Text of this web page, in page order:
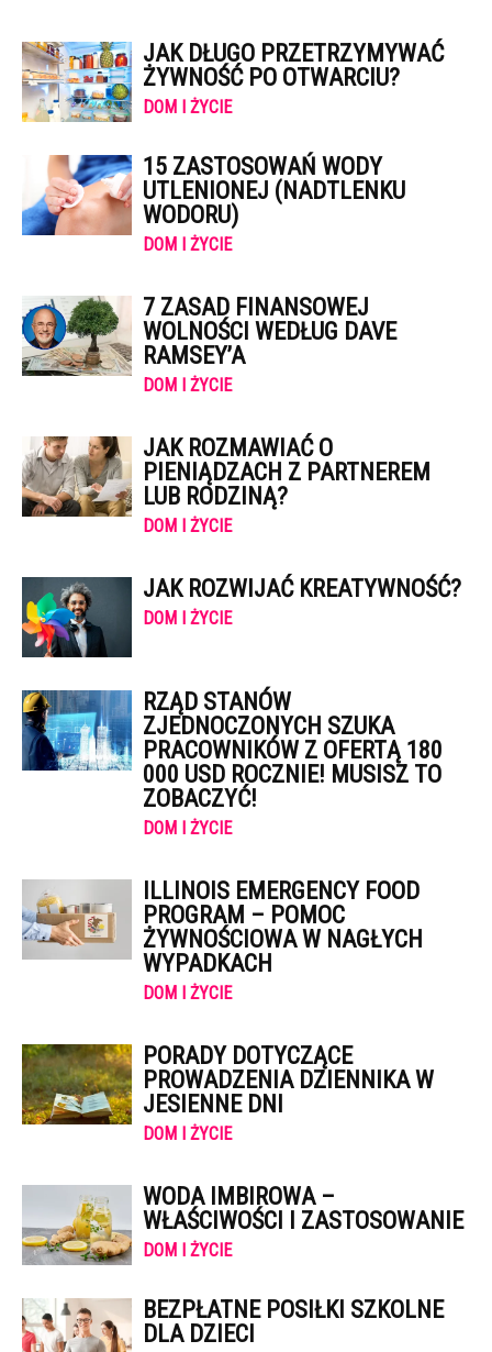
JAK DŁUGO PRZETRZYMYWAĆ
ŻYWNOŚĆ PO OTWARCIU?
DOM I ŻYCIE
15 ZASTOSOWAŃ WODY
UTLENIONEJ (NADTLENKU
WODORU)
DOM I ŻYCIE
7 ZASAD FINANSOWEJ
WOLNOŚCI WEDŁUG DAVE
RAMSEY’A
DOM I ŻYCIE
JAK ROZMAWIAĆ O
PIENIĄDZACH Z PARTNEREM
LUB RODZINĄ?
DOM I ŻYCIE
JAK ROZWIJAĆ KREATYWNOŚĆ?
DOM I ŻYCIE
RZĄD STANÓW
ZJEDNOCZONYCH SZUKA
PRACOWNIKÓW Z OFERTĄ 180
000 USD ROCZNIE! MUSISZ TO
ZOBACZYĆ!
DOM I ŻYCIE
ILLINOIS EMERGENCY FOOD
PROGRAM – POMOC
ŻYWNOŚCIOWA W NAGŁYCH
WYPADKACH
DOM I ŻYCIE
PORADY DOTYCZĄCE
PROWADZENIA DZIENNIKA W
JESIENNE DNI
DOM I ŻYCIE
WODA IMBIROWA –
WŁAŚCIWOŚCI I ZASTOSOWANIE
DOM I ŻYCIE
BEZPŁATNE POSIŁKI SZKOLNE
DLA DZIECI